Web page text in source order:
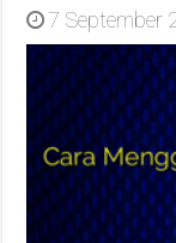
7 September